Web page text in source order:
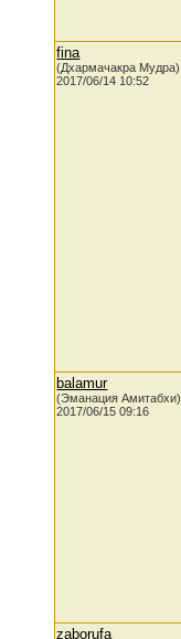
fina
(Дхармачакра Мудра)
2017/06/14 10:52
balamur
(Эманация Амитабхи)
2017/06/15 09:16
zaborufa